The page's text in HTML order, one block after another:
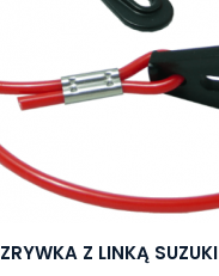
ZRYWKA Z LINKĄ